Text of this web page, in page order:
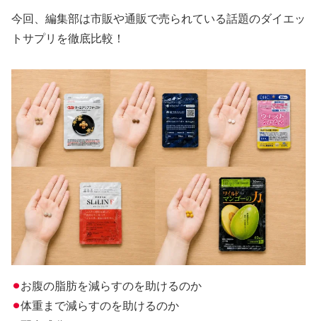
今回、編集部は市販や通販で売られている話題のダイエッ
トサプリを徹底比較！
⚫︎お腹の脂肪を減らすのを助けるのか
⚫︎体重まで減らすのを助けるのか